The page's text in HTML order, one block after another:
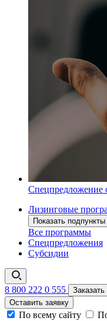
Спецпредложение
Лизинговые
Показать
Все программы
Спецпредложения
Субсидии
8 800 222 0 555
Заказать
Оставить заявку
По всему сайту